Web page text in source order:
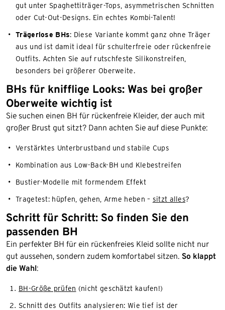
gut unter Spaghettiträger-Tops, asymmetrischen Schnitten
oder Cut-Out-Designs. Ein echtes Kombi-Talent!
Trägerlose BHs: Diese Variante kommt ganz ohne Träger
aus und ist damit ideal für schulterfreie oder rückenfreie
Outfits. Achten Sie auf rutschfeste Silikonstreifen,
besonders bei größerer Oberweite.
BHs für knifflige Looks: Was bei großer
Oberweite wichtig ist
Sie suchen einen BH für rückenfreie Kleider, der auch mit
großer Brust gut sitzt? Dann achten Sie auf diese Punkte:
Verstärktes Unterbrustband und stabile Cups
Kombination aus Low-Back-BH und Klebestreifen
Bustier-Modelle mit formendem Effekt
Tragetest: hüpfen, gehen, Arme heben – sitzt alles?
Schritt für Schritt: So finden Sie den
passenden BH
Ein perfekter BH für ein rückenfreies Kleid sollte nicht nur
gut aussehen, sondern zudem komfortabel sitzen. So klappt
die Wahl:
BH-Größe prüfen (nicht geschätzt kaufen!)
Schnitt des Outfits analysieren: Wie tief ist der